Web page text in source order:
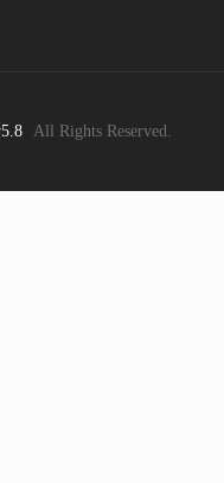
All Rights Reserved.